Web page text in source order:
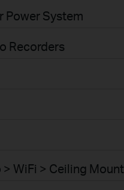
Power System
Recorders
WiFi > Ceiling Mount